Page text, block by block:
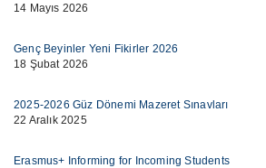
14 Mayıs 2026
Genç Beyinler Yeni Fikirler 2026
18 Şubat 2026
2025-2026 Güz Dönemi Mazeret Sınavları
22 Aralık 2025
Erasmus+ Informing for Incoming Students